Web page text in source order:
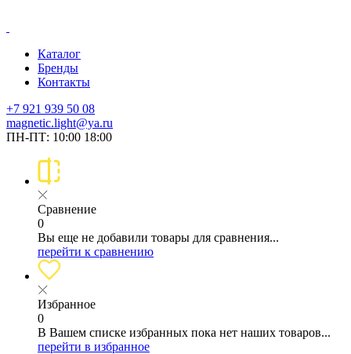
Каталог
Бренды
Контакты
+7 921 939 50 08
magnetic.light@ya.ru
ПН-ПТ: 10:00 18:00
Сравнение
0
Вы еще не добавили товары для сравнения...
перейти к сравнению
Избранное
0
В Вашем списке избранных пока нет наших товаров...
перейти в избранное